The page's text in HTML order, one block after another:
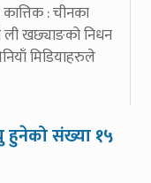
: चीनका
ली खछ्याङको निधन
मिडियाहरुले
हुनेको संख्या १५